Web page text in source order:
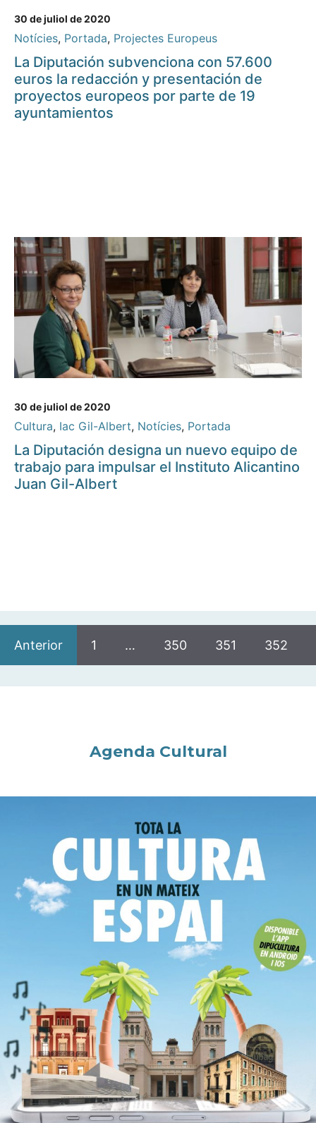
30 de juliol de 2020
Notícies, Portada, Projectes Europeus
La Diputación subvenciona con 57.600
euros la redacción y presentación de
proyectos europeos por parte de 19
ayuntamientos
30 de juliol de 2020
Cultura, Iac Gil-Albert, Notícies, Portada
La Diputación designa un nuevo equipo de
trabajo para impulsar el Instituto Alicantino
Juan Gil-Albert
Anterior 1 … 350 351 352
Agenda Cultural